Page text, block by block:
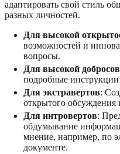
адаптировать свой стиль
разных личностей.
Для высокой
возможностей и
вопросы.
Для высокой
подробные инструкции
Для экстравертов:
открытого обсуждения
Для интровертов:
обдумывание
мнение, например, по
документе.